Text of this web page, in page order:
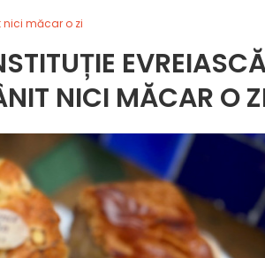
nici măcar o zi
NICI MĂCAR O